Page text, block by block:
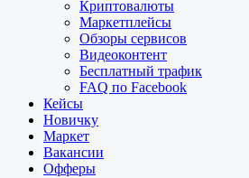
Криптовалюты
Маркетплейсы
Обзоры сервисов
Видеоконтент
Бесплатный трафик
FAQ по Facebook
Кейсы
Новичку
Маркет
Вакансии
Офферы